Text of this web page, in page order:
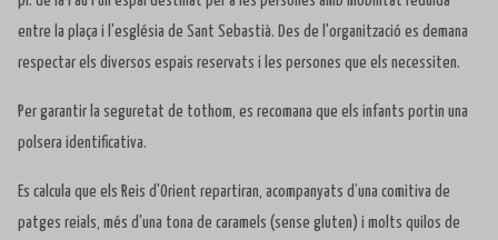
entre la plaça i l'església de Sant Sebastià. Des de l'organització es demana
respectar els diversos espais reservats i les persones que els necessiten.
Per garantir la seguretat de tothom, es recomana que els infants portin una
polsera identificativa.
Es calcula que els Reis d'Orient repartiran, acompanyats d’una comitiva de
patges reials, més d'una tona de caramels (sense gluten) i molts quilos de